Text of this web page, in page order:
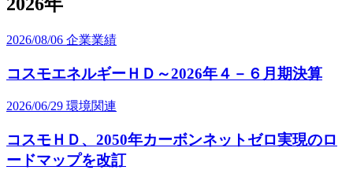
2026/08/06 企業業績
コスモエネルギーＨＤ～2026年４－６月期決算
2026/06/29 環境関連
コスモＨＤ、2050年カーボンネットゼロ実現のロ
ードマップを改訂